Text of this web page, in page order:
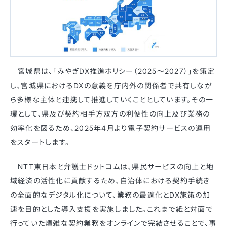
宮城県は、「みやぎDX推進ポリシー（2025〜2027）」を策定
し、宮城県におけるDXの意義を庁内外の関係者で共有しなが
ら多様な主体と連携して推進していくこととしています。その一
環として、県及び契約相手方双方の利便性の向上及び業務の
効率化を図るため、2025年4月より電子契約サービスの運用
をスタートします。
NTT東日本と弁護士ドットコムは、県民サービスの向上と地
域経済の活性化に貢献するため、自治体における契約手続き
の全面的なデジタル化について、業務の最適化とDX施策の加
速を目的とした導入支援を実施しました。これまで紙と対面で
行っていた煩雑な契約業務をオンラインで完結させることで、事